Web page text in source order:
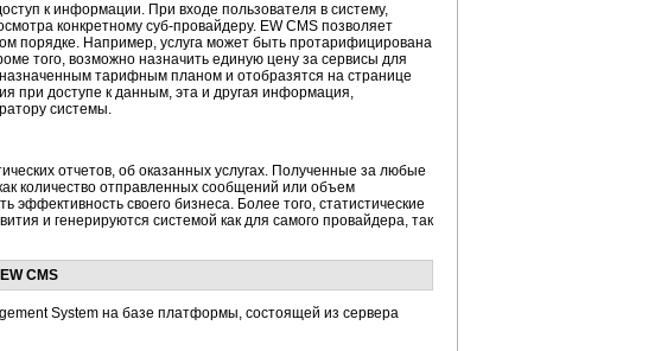
к информации. При входе пользователя в систему,
конкретному суб-провайдеру. EW CMS позволяет
порядке. Например, услуга может быть протарифицирована
того, возможно назначить единую цену за сервисы для
тарифным планом и отобразятся на странице
при доступе к данным, эта и другая информация,
системы.
отчетов, об оказанных услугах. Полученные за любые
количество отправленных сообщений или объем
своего бизнеса. Более того, статистические
и генерируются системой как для самого провайдера, так
CMS
System на базе платформы, состоящей из сервера